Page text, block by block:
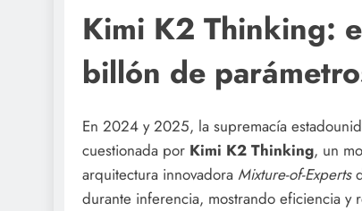
Kimi K2 Thinking:
billón de
En 2024 y 2025, la supremacía
cuestionada por Kimi K2 Thinking, un
arquitectura innovadora Mixture-of-Experts
durante inferencia, mostrando eficiencia y